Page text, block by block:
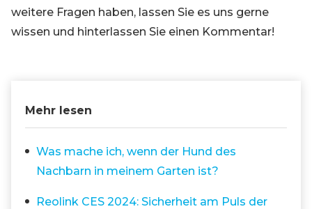
weitere Fragen haben, lassen Sie es uns gerne
wissen und hinterlassen Sie einen Kommentar!
Mehr lesen
Was mache ich, wenn der Hund des
Nachbarn in meinem Garten ist?
Reolink CES 2024: Sicherheit am Puls der